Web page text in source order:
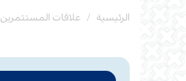
الرئيسية علاقات المستثمرين